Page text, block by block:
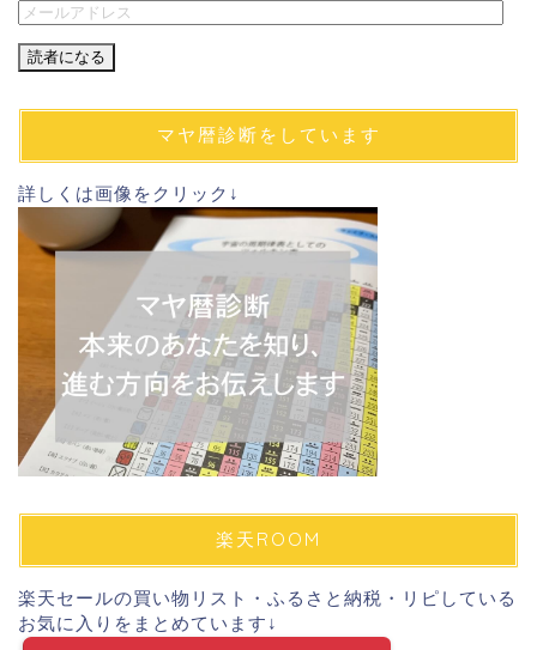
メ
ル
ド
ス
マヤ暦診断をしています
詳しくは画像をクリック↓
楽天ROOM
楽天セールの買い物リスト・ふるさと納税・リピしている
お気に入りをまとめています↓